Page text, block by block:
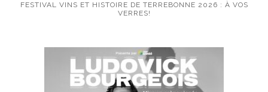
FESTIVAL VINS ET HISTOIRE DE TERREBONNE 2026 : À VOS
VERRES!